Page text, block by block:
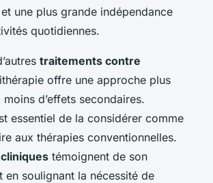
une plus grande indépendance
quotidiennes.
traitements contre
offre une approche plus
d’effets secondaires.
essentiel de la considérer comme
aux thérapies conventionnelles.
témoignent de son
en soulignant la nécessité de